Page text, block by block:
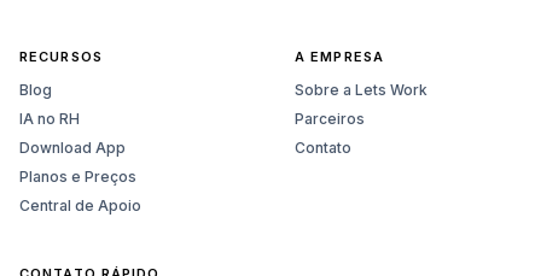
RECURSOS
Blog
IA no RH
Download App
Planos e Preços
Central de Apoio
A EMPRESA
Sobre a Lets Work
Parceiros
Contato